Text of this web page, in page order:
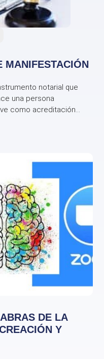
MANIFESTACIÓN
notarial que
una persona
como acreditación...
DE LA
Y